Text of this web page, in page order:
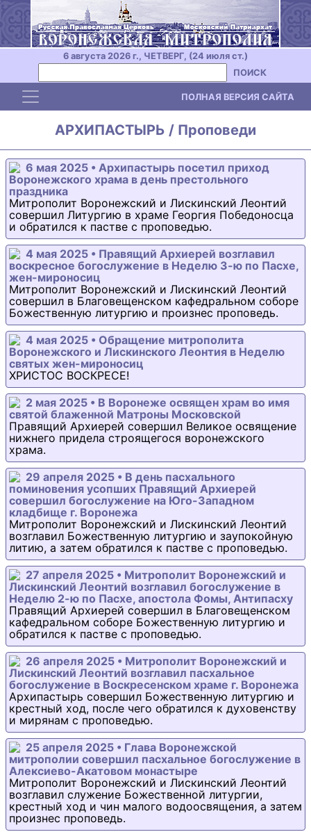
6 августа 2026 г., ЧЕТВЕРГ, (24 июля ст.)
ПОИСК
Toggle navigation ПОЛНАЯ ВЕРСИЯ САЙТА
АРХИПАСТЫРЬ / Проповеди
6 мая 2025 • Архипастырь посетил приход
Воронежского храма в день престольного
праздника
Митрополит Воронежский и Лискинский Леонтий
совершил Литургию в храме Георгия Победоносца
и обратился к пастве с проповедью.
4 мая 2025 • Правящий Архиерей возглавил
воскресное богослужение в Неделю 3-ю по Пасхе,
жен-мироносиц
Митрополит Воронежский и Лискинский Леонтий
совершил в Благовещенском кафедральном соборе
Божественную литургию и произнес проповедь.
4 мая 2025 • Обращение митрополита
Воронежского и Лискинского Леонтия в Неделю
святых жен-мироносиц
ХРИСТОС ВОСКРЕСЕ!
2 мая 2025 • В Воронеже освящен храм во имя
святой блаженной Матроны Московской
Правящий Архиерей совершил Великое освящение
нижнего придела строящегося воронежского
храма.
29 апреля 2025 • В день пасхального
поминовения усопших Правящий Архиерей
совершил богослужение на Юго-Западном
кладбище г. Воронежа
Митрополит Воронежский и Лискинский Леонтий
возглавил Божественную литургию и заупокойную
литию, а затем обратился к пастве с проповедью.
27 апреля 2025 • Митрополит Воронежский и
Лискинский Леонтий возглавил богослужение в
Неделю 2-ю по Пасхе, апостола Фомы, Антипасху
Правящий Архиерей совершил в Благовещенском
кафедральном соборе Божественную литургию и
обратился к пастве с проповедью.
26 апреля 2025 • Митрополит Воронежский и
Лискинский Леонтий возглавил пасхальное
богослужение в Воскресенском храме г. Воронежа
Архипастырь совершил Божественную литургию и
крестный ход, после чего обратился к духовенству
и мирянам с проповедью.
25 апреля 2025 • Глава Воронежской
митрополии совершил пасхальное богослужение в
Алексиево-Акатовом монастыре
Митрополит Воронежский и Лискинский Леонтий
возглавил служение Божественной литургии,
крестный ход и чин малого водоосвящения, а затем
произнес проповедь.